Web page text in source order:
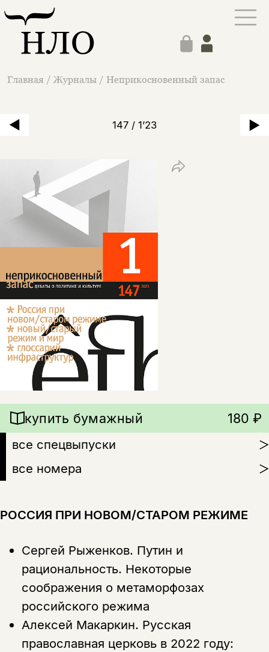
Главная / Журналы / Неприкосновенный запас
147 / 1’23
все спецвыпуски
все номера
купить бумажный 180 ₽
РОССИЯ ПРИ НОВОМ/СТАРОМ РЕЖИМЕ
Сергей Рыженков. Путин и
рациональность. Некоторые
соображения о метаморфозах
российского режима
Алексей Макаркин. Русская
православная церковь в 2022 году: